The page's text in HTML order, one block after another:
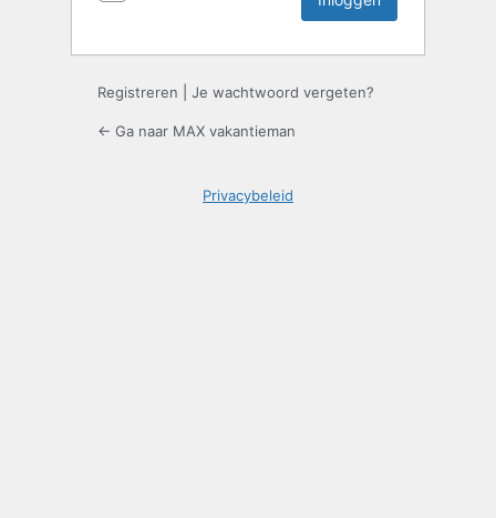
Registreren Je wachtwoord vergeten?
← Ga naar MAX vakantieman
Privacybeleid